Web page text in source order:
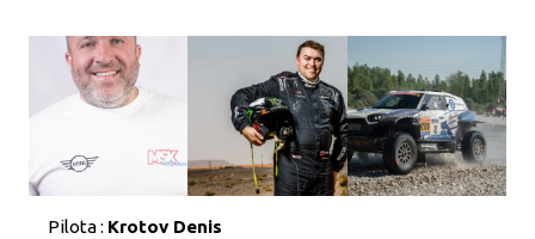
Pilota : Krotov Denis